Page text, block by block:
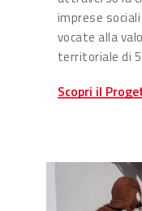
imprese
vocate alla
territoriale di
Scopri il